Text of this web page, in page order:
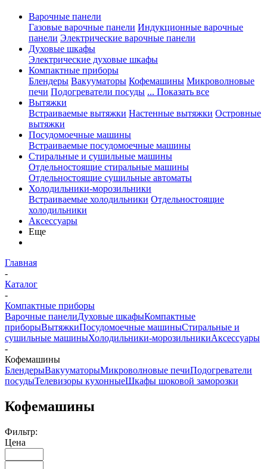
Варочные панели
Газовые варочные панели Индукционные варочные
панели Электрические варочные панели
Духовые шкафы
Электрические духовые шкафы
Компактные приборы
Блендеры Вакууматоры Кофемашины Микроволновые
печи Подогреватели посуды ... Показать все
Вытяжки
Встраиваемые вытяжки Настенные вытяжки Островные
вытяжки
Посудомоечные машины
Встраиваемые посудомоечные машины
Стиральные и сушильные машины
Отдельностоящие стиральные машины
Отдельностоящие сушильные автоматы
Холодильники-морозильники
Встраиваемые холодильники Отдельностоящие
холодильники
Аксессуары
Еще
Главная
-
Каталог
-
Компактные приборы
Варочные панелиДуховые шкафыКомпактные
приборыВытяжкиПосудомоечные машиныСтиральные и
сушильные машиныХолодильники-морозильникиАксессуары
-
Кофемашины
БлендерыВакууматорыМикроволновые печиПодогреватели
посудыТелевизоры кухонныеШкафы шоковой заморозки
Кофемашины
Фильтр:
Цена